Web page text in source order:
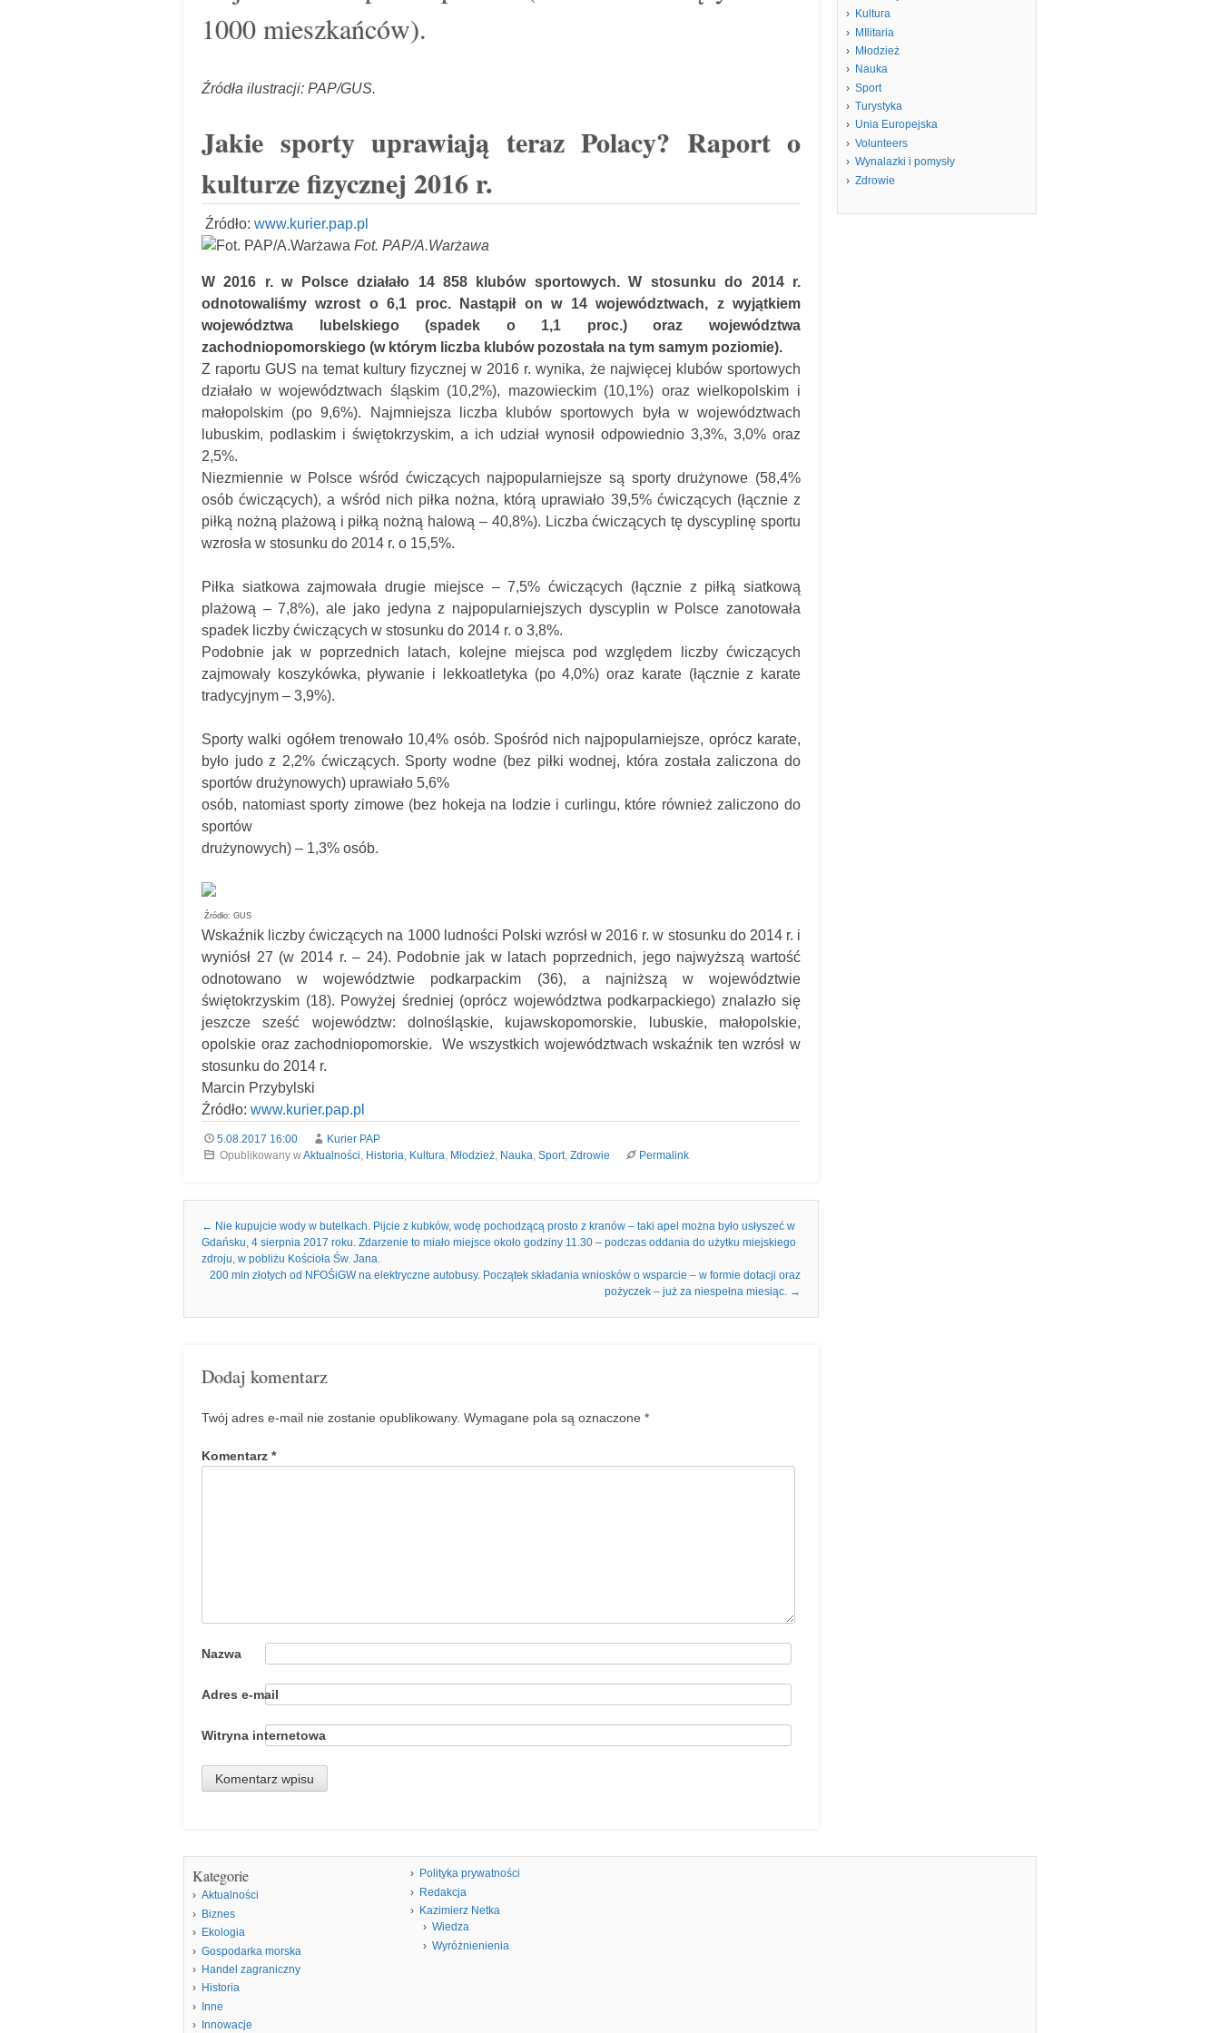
1000 mieszkańców).
Źródła ilustracji: PAP/GUS.
Jakie sporty uprawiają teraz Polacy? Raport o
kulturze fizycznej 2016 r.
Źródło: www.kurier.pap.pl
Fot. PAP/A.Warżawa
W 2016 r. w Polsce działało 14 858 klubów sportowych. W stosunku do 2014 r.
odnotowaliśmy wzrost o 6,1 proc. Nastąpił on w 14 województwach, z wyjątkiem
województwa lubelskiego (spadek o 1,1 proc.) oraz województwa
zachodniopomorskiego (w którym liczba klubów pozostała na tym samym poziomie).
Z raportu GUS na temat kultury fizycznej w 2016 r. wynika, że najwięcej klubów sportowych
działało w województwach śląskim (10,2%), mazowieckim (10,1%) oraz wielkopolskim i
małopolskim (po 9,6%). Najmniejsza liczba klubów sportowych była w województwach
lubuskim, podlaskim i świętokrzyskim, a ich udział wynosił odpowiednio 3,3%, 3,0% oraz
2,5%.
Niezmiennie w Polsce wśród ćwiczących najpopularniejsze są sporty drużynowe (58,4%
osób ćwiczących), a wśród nich piłka nożna, którą uprawiało 39,5% ćwiczących (łącznie z
piłką nożną plażową i piłką nożną halową – 40,8%). Liczba ćwiczących tę dyscyplinę sportu
wzrosła w stosunku do 2014 r. o 15,5%.
Piłka siatkowa zajmowała drugie miejsce – 7,5% ćwiczących (łącznie z piłką siatkową
plażową – 7,8%), ale jako jedyna z najpopularniejszych dyscyplin w Polsce zanotowała
spadek liczby ćwiczących w stosunku do 2014 r. o 3,8%.
Podobnie jak w poprzednich latach, kolejne miejsca pod względem liczby ćwiczących
zajmowały koszykówka, pływanie i lekkoatletyka (po 4,0%) oraz karate (łącznie z karate
tradycyjnym – 3,9%).
Sporty walki ogółem trenowało 10,4% osób. Spośród nich najpopularniejsze, oprócz karate,
było judo z 2,2% ćwiczących. Sporty wodne (bez piłki wodnej, która została zaliczona do
sportów drużynowych) uprawiało 5,6%
osób, natomiast sporty zimowe (bez hokeja na lodzie i curlingu, które również zaliczono do
sportów
drużynowych) – 1,3% osób.
Źródło: GUS
Wskaźnik liczby ćwiczących na 1000 ludności Polski wzrósł w 2016 r. w stosunku do 2014 r. i
wyniósł 27 (w 2014 r. – 24). Podobnie jak w latach poprzednich, jego najwyższą wartość
odnotowano w województwie podkarpackim (36), a najniższą w województwie
świętokrzyskim (18). Powyżej średniej (oprócz województwa podkarpackiego) znalazło się
jeszcze sześć województw: dolnośląskie, kujawskopomorskie, lubuskie, małopolskie,
opolskie oraz zachodniopomorskie. We wszystkich województwach wskaźnik ten wzrósł w
stosunku do 2014 r.
Marcin Przybylski
Źródło: www.kurier.pap.pl
5.08.2017 16:00
Kurier PAP
Opublikowany wAktualności, Historia, Kultura, Młodzież, Nauka, Sport, Zdrowie Permalink
Nawigacja we wpisach
← Nie kupujcie wody w butelkach. Pijcie z kubków, wodę pochodzącą prosto z kranów – taki apel można było usłyszeć w
Gdańsku, 4 sierpnia 2017 roku. Zdarzenie to miało miejsce około godziny 11.30 – podczas oddania do użytku miejskiego
zdroju, w pobliżu Kościoła Św. Jana.
200 mln złotych od NFOŚiGW na elektryczne autobusy. Początek składania wniosków o wsparcie – w formie dotacji oraz
pożyczek – już za niespełna miesiąc. →
Dodaj komentarz
Twój adres e-mail nie zostanie opublikowany. Wymagane pola są oznaczone *
Komentarz *
Nazwa
Adres e-mail
Witryna internetowa
Kultura
MIlitaria
Młodzież
Nauka
Sport
Turystyka
Unia Europejska
Volunteers
Wynalazki i pomysły
Zdrowie
Kategorie
Aktualności
Biznes
Ekologia
Gospodarka morska
Handel zagraniczny
Historia
Inne
Innowacje
Polityka prywatności
Redakcja
Kazimierz Netka
Wiedza
Wyróżnienienia